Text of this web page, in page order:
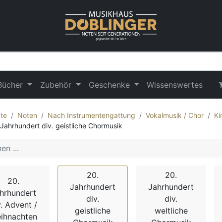
Zubehör Geschenke Wissenswertes
Noten Nach Instrumentengattung Vokalmusik / Chor
div. geistliche Chormusik
20.
Advent /
20.
Jahrhundert
div.
geistliche
20.
Jahrhundert
div.
weltliche